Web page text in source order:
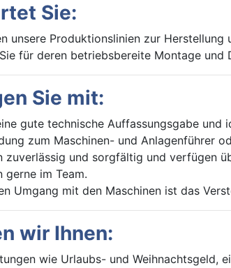
Sie:
unsere Produktionslinien zur
für deren betriebsbereite Montage
Sie mit:
gute technische Auffassungsgabe und
zum Maschinen- und Anlagenführer
zuverlässig und sorgfältig und verfügen
gerne im Team.
Umgang mit den Maschinen ist das
wir Ihnen:
wie Urlaubs- und